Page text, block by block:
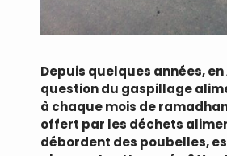
Depuis quelques années,
question du gaspillage
à chaque mois de
offert par les déchets
débordent des poubelles,